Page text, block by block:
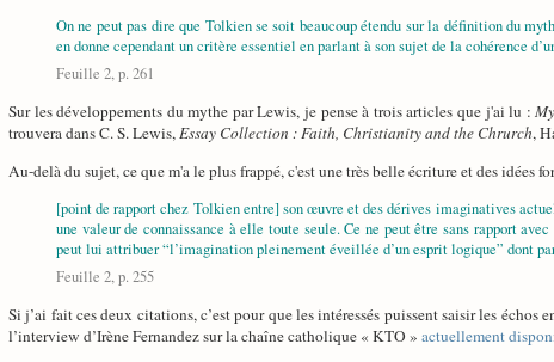
On ne peut pas dire que Tolkien se soit beaucoup étendu sur la définition du
en donne cependant un critère essentiel en parlant à son sujet de la cohérence
Feuille 2, p. 261
Sur les développements du mythe par Lewis, je pense à trois articles que j'ai lu :
trouvera dans C. S. Lewis,Essay Collection : Faith, Christianity and the Chrurch,
Au-delà du sujet, ce que m'a le plus frappé, c'est une très belle écriture et des idées
[point de rapport chez Tolkien entre] son œuvre et des dérives imaginatives
une valeur de connaissance à elle toute seule. Ce ne peut être sans rapport
peut lui attribuer “l’imagination pleinement éveillée d’un esprit logique” dont
Feuille 2, p. 255
Si j’ai fait ces deux citations, c’est pour que les intéressés puissent saisir les
l’interview d’Irène Fernandez sur la chaîne catholique « KTO » actuellement